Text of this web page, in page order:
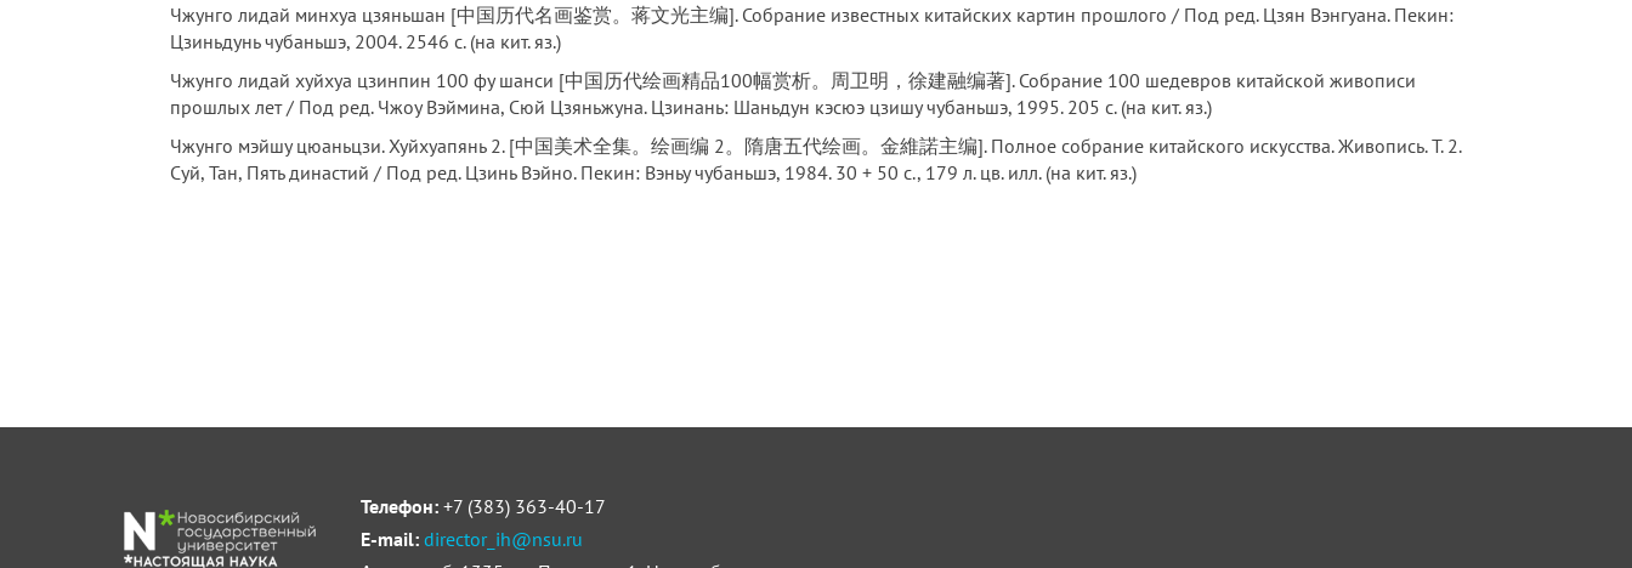
Чжунго лидай минхуа цзяньшан [中国历代名画鉴赏。蒋文光主编]. Собрание известных китайских картин прошлого / Под ред. Цзян Вэнгуана. Пекин:
Цзиньдунь чубаньшэ, 2004. 2546 с. (на кит. яз.)
Чжунго лидай хуйхуа цзинпин 100 фу шанси [中国历代绘画精品100幅赏析。周卫明，徐建融编著]. Собрание 100 шедевров китайской живописи
прошлых лет / Под ред. Чжоу Вэймина, Сюй Цзяньжуна. Цзинань: Шаньдун кэсюэ цзишу чубаньшэ, 1995. 205 с. (на кит. яз.)
Чжунго мэйшу цюаньцзи. Хуйхуапянь 2. [中国美术全集。绘画编 2。隋唐五代绘画。金維諾主编]. Полное собрание китайского искусства. Живопись. Т. 2.
Суй, Тан, Пять династий / Под ред. Цзинь Вэйно. Пекин: Вэньу чубаньшэ, 1984. 30 + 50 с., 179 л. цв. илл. (на кит. яз.)
Телефон: +7 (383) 363-40-17
E-mail: director_ih@nsu.ru